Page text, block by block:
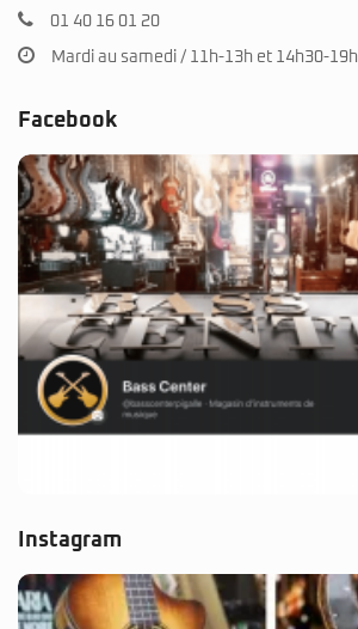
01 40 16 01 20
Mardi au samedi / 11h-13h et 14h30-19h
Facebook
Instagram